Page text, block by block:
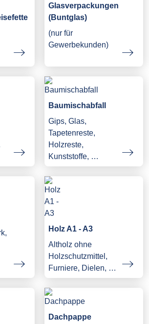
Glasverpackungen
(Buntglas)
(nur für
Gewerbekunden)
Baumischabfall
Gips, Glas,
Tapetenreste,
Holzreste,
Kunststoffe, …
Holz A1 - A3
Altholz ohne
Holzschutzmittel,
Furniere, Dielen, …
Dachpappe